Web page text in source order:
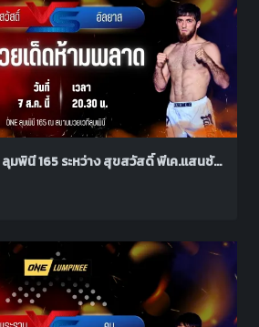
วิเคราะห์มวยศึก ONE ลุมพินี 165 ระหว่าง สุขสวัสดิ์ พีเค.แสนชัย พบ อิลยาส มูซาเอฟ